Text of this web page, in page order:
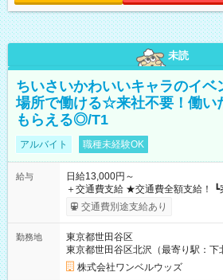
未読
ちいさいかわいいキャラのイベ
場所で働ける☆来社不要！働い
もらえる◎/T1
アルバイト 職種未経験OK
給与
日給13,000円～
＋交通費支給 ★交通費全額支給！ ┗案件により規定あり ★日払
いOK！（規定あり） ┗働いたその
ンビニATMから 日払い分を引き落とせます！ 【
交通費別途支給あり
勤務地
東京都世田谷区
東京都世田谷区北沢（最寄り駅：下
株式会社ワンベルウッズ